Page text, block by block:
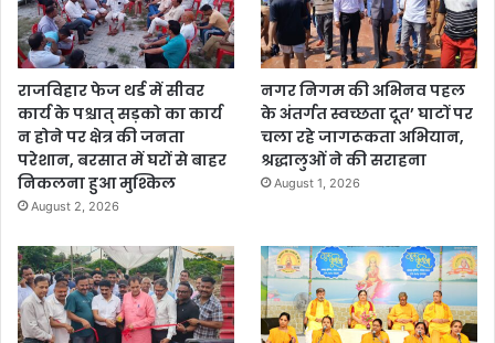
राजविहार फेज थर्ड में सीवर
कार्य के पश्चात् सड़को का कार्य
न होने पर क्षेत्र की जनता
परेशान, बरसात में घरों से बाहर
निकलना हुआ मुश्किल
August 2, 2026
नगर निगम की अभिनव पहल
के अंतर्गत स्वच्छता दूत’ घाटों पर
चला रहे जागरूकता अभियान,
श्रद्धालुओं ने की सराहना
August 1, 2026